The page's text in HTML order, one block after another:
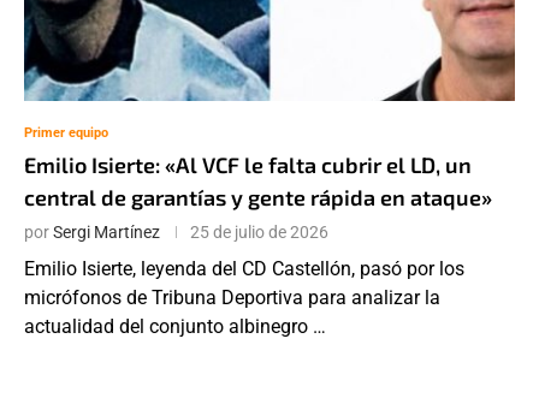
Primer equipo
Emilio Isierte: «Al VCF le falta cubrir el LD, un
central de garantías y gente rápida en ataque»
porSergi Martínez 25 de julio de 2026
Emilio Isierte, leyenda del CD Castellón, pasó por los
micrófonos de Tribuna Deportiva para analizar la
actualidad del conjunto albinegro …